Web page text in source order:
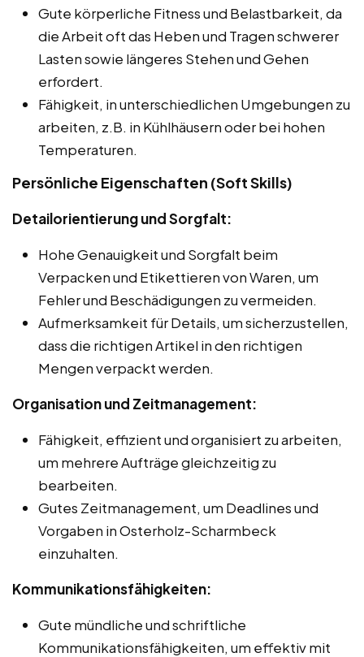
Gute körperliche Fitness und Belastbarkeit, da
die Arbeit oft das Heben und Tragen schwerer
Lasten sowie längeres Stehen und Gehen
erfordert.
Fähigkeit, in unterschiedlichen Umgebungen zu
arbeiten, z.B. in Kühlhäusern oder bei hohen
Temperaturen.
Persönliche Eigenschaften (Soft Skills)
Detailorientierung und Sorgfalt:
Hohe Genauigkeit und Sorgfalt beim
Verpacken und Etikettieren von Waren, um
Fehler und Beschädigungen zu vermeiden.
Aufmerksamkeit für Details, um sicherzustellen,
dass die richtigen Artikel in den richtigen
Mengen verpackt werden.
Organisation und Zeitmanagement:
Fähigkeit, effizient und organisiert zu arbeiten,
um mehrere Aufträge gleichzeitig zu
bearbeiten.
Gutes Zeitmanagement, um Deadlines und
Vorgaben in Osterholz-Scharmbeck
einzuhalten.
Kommunikationsfähigkeiten:
Gute mündliche und schriftliche
Kommunikationsfähigkeiten, um effektiv mit